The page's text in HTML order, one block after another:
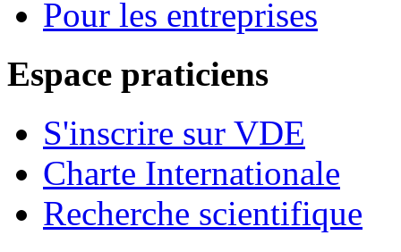
Pour les entreprises
Espace praticiens
S'inscrire sur VDE
Charte Internationale
Recherche scientifique